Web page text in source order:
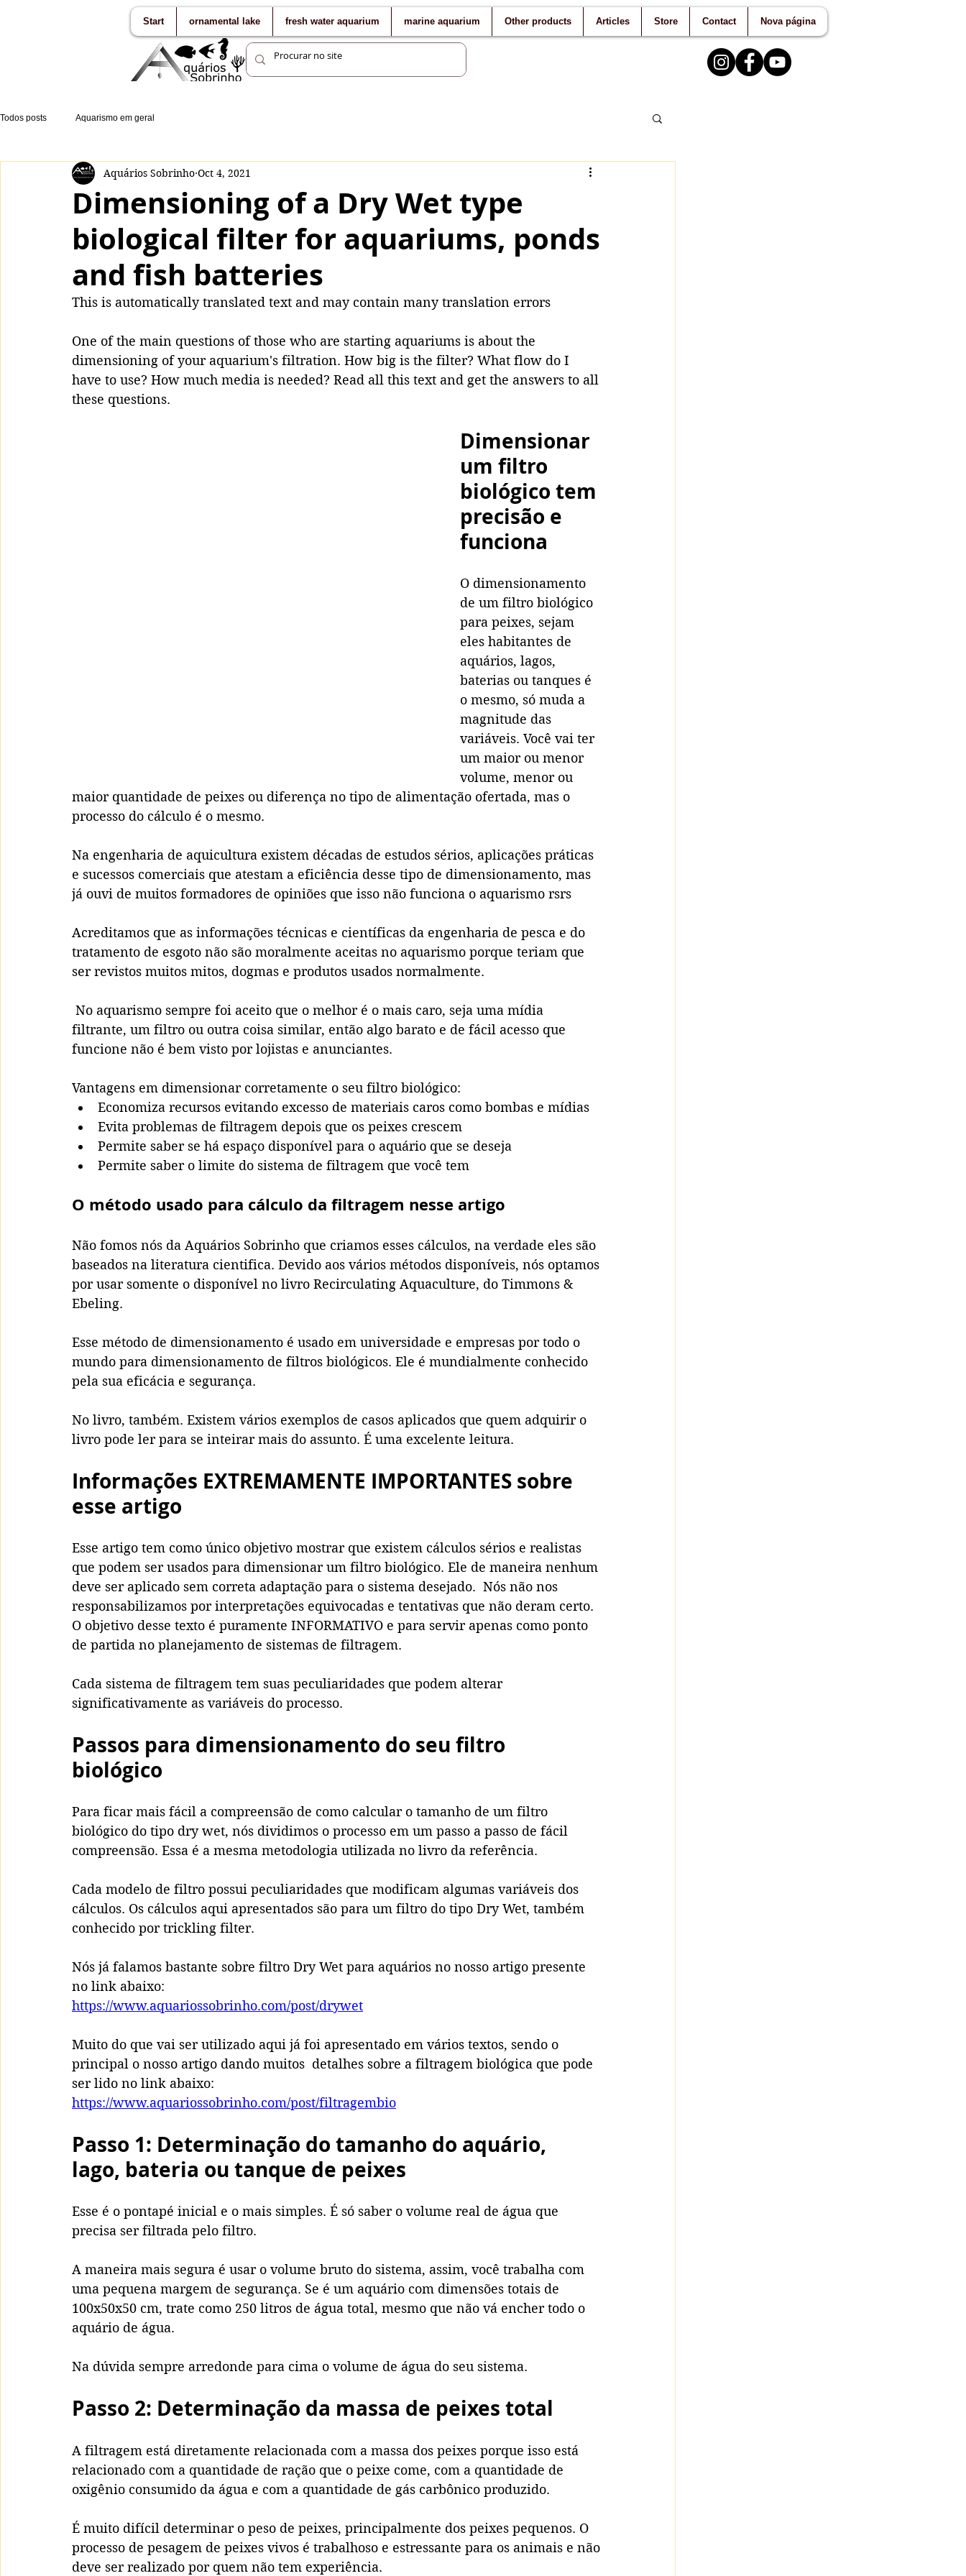
Start ornamental lake fresh water aquarium marine aquarium Other products Articles Store Contact Nova página
Todos posts Aquarismo em geral
Dimensioning of a Dry Wet type
biological filter for aquariums, ponds
and fish batteries
Aquários Sobrinho Oct 4, 2021
This is automatically translated text and may contain many translation errors
One of the main questions of those who are starting aquariums is about the
dimensioning of your aquarium's filtration. How big is the filter? What flow do I
have to use? How much media is needed? Read all this text and get the answers to all
these questions.
Dimensionar
um filtro
biológico tem
precisão e
funciona
O dimensionamento
de um filtro biológico
para peixes, sejam
eles habitantes de
aquários, lagos,
baterias ou tanques é
o mesmo, só muda a
magnitude das
variáveis. Você vai ter
um maior ou menor
volume, menor ou
maior quantidade de peixes ou diferença no tipo de alimentação ofertada, mas o
processo do cálculo é o mesmo.
Na engenharia de aquicultura existem décadas de estudos sérios, aplicações práticas
e sucessos comerciais que atestam a eficiência desse tipo de dimensionamento, mas
já ouvi de muitos formadores de opiniões que isso não funciona o aquarismo rsrs
Acreditamos que as informações técnicas e científicas da engenharia de pesca e do
tratamento de esgoto não são moralmente aceitas no aquarismo porque teriam que
ser revistos muitos mitos, dogmas e produtos usados normalmente.
filtrante, um filtro ou outra coisa similar, então algo barato e de fácil acesso que
funcione não é bem visto por lojistas e anunciantes.
Vantagens em dimensionar corretamente o seu filtro biológico:
Economiza recursos evitando excesso de materiais caros como bombas e mídias
Evita problemas de filtragem depois que os peixes crescem
Permite saber se há espaço disponível para o aquário que se deseja
Permite saber o limite do sistema de filtragem que você tem
O método usado para cálculo da filtragem nesse artigo
Não fomos nós da Aquários Sobrinho que criamos esses cálculos, na verdade eles são
baseados na literatura cientifica. Devido aos vários métodos disponíveis, nós optamos
por usar somente o disponível no livro Recirculating Aquaculture, do Timmons &
Ebeling.
Esse método de dimensionamento é usado em universidade e empresas por todo o
mundo para dimensionamento de filtros biológicos. Ele é mundialmente conhecido
pela sua eficácia e segurança.
No livro, também. Existem vários exemplos de casos aplicados que quem adquirir o
livro pode ler para se inteirar mais do assunto. É uma excelente leitura.
Informações EXTREMAMENTE IMPORTANTES sobre
esse artigo
Esse artigo tem como único objetivo mostrar que existem cálculos sérios e realistas
que podem ser usados para dimensionar um filtro biológico. Ele de maneira nenhum
deve ser aplicado sem correta adaptação para o sistema desejado.  Nós não nos
responsabilizamos por interpretações equivocadas e tentativas que não deram certo.
O objetivo desse texto é puramente INFORMATIVO e para servir apenas como ponto
de partida no planejamento de sistemas de filtragem.
Cada sistema de filtragem tem suas peculiaridades que podem alterar
significativamente as variáveis do processo.
Passos para dimensionamento do seu filtro
biológico
Para ficar mais fácil a compreensão de como calcular o tamanho de um filtro
biológico do tipo dry wet, nós dividimos o processo em um passo a passo de fácil
compreensão. Essa é a mesma metodologia utilizada no livro da referência.
Cada modelo de filtro possui peculiaridades que modificam algumas variáveis dos
cálculos. Os cálculos aqui apresentados são para um filtro do tipo Dry Wet, também
conhecido por trickling filter.
Nós já falamos bastante sobre filtro Dry Wet para aquários no nosso artigo presente
no link abaixo:
https://www.aquariossobrinho.com/post/drywet
Muito do que vai ser utilizado aqui já foi apresentado em vários textos, sendo o
principal o nosso artigo dando muitos  detalhes sobre a filtragem biológica que pode
ser lido no link abaixo:
https://www.aquariossobrinho.com/post/filtragembio
Passo 1: Determinação do tamanho do aquário,
lago, bateria ou tanque de peixes
Esse é o pontapé inicial e o mais simples. É só saber o volume real de água que
precisa ser filtrada pelo filtro.
A maneira mais segura é usar o volume bruto do sistema, assim, você trabalha com
uma pequena margem de segurança. Se é um aquário com dimensões totais de
100x50x50 cm, trate como 250 litros de água total, mesmo que não vá encher todo o
aquário de água.
Na dúvida sempre arredonde para cima o volume de água do seu sistema.
Passo 2: Determinação da massa de peixes total
A filtragem está diretamente relacionada com a massa dos peixes porque isso está
relacionado com a quantidade de ração que o peixe come, com a quantidade de
oxigênio consumido da água e com a quantidade de gás carbônico produzido.
É muito difícil determinar o peso de peixes, principalmente dos peixes pequenos. O
processo de pesagem de peixes vivos é trabalhoso e estressante para os animais e não
deve ser realizado por quem não tem experiência.